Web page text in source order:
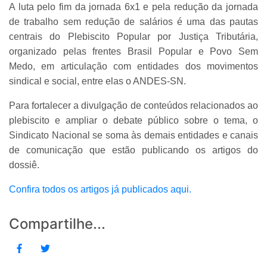
A luta pelo fim da jornada 6x1 e pela redução da jornada
de trabalho sem redução de salários é uma das pautas
centrais do Plebiscito Popular por Justiça Tributária,
organizado pelas frentes Brasil Popular e Povo Sem
Medo, em articulação com entidades dos movimentos
sindical e social, entre elas o ANDES-SN.
Para fortalecer a divulgação de conteúdos relacionados ao
plebiscito e ampliar o debate público sobre o tema, o
Sindicato Nacional se soma às demais entidades e canais
de comunicação que estão publicando os artigos do
dossiê.
Confira todos os artigos já publicados aqui.
Compartilhe...